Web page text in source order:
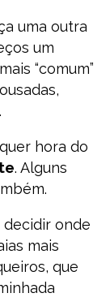
uma outra
um
“comum”
hora do
. Alguns
onde
mais
que